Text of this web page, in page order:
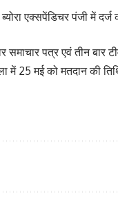
एक्सपेंडिचर पंजी में
पत्र एवं तीन बार
मई को मतदान की